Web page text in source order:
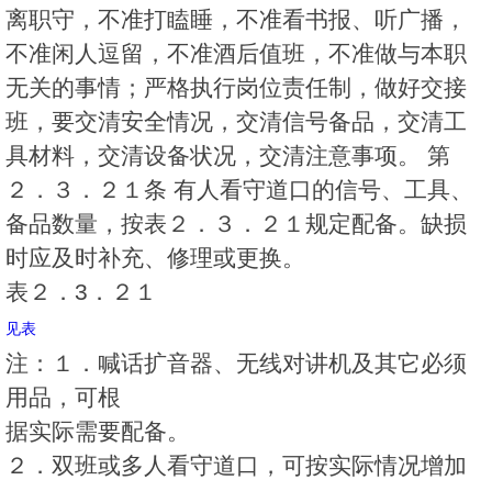
离职守，不准打瞌睡，不准看书报、听广播，
不准闲人逗留，不准酒后值班，不准做与本职
无关的事情；严格执行岗位责任制，做好交接
班，要交清安全情况，交清信号备品，交清工
具材料，交清设备状况，交清注意事项。 第
２．３．２１条 有人看守道口的信号、工具、
备品数量，按表２．３．２１规定配备。缺损
时应及时补充、修理或更换。
表２．3．２１
见表
注：１．喊话扩音器、无线对讲机及其它必须
用品，可根
据实际需要配备。
２．双班或多人看守道口，可按实际情况增加